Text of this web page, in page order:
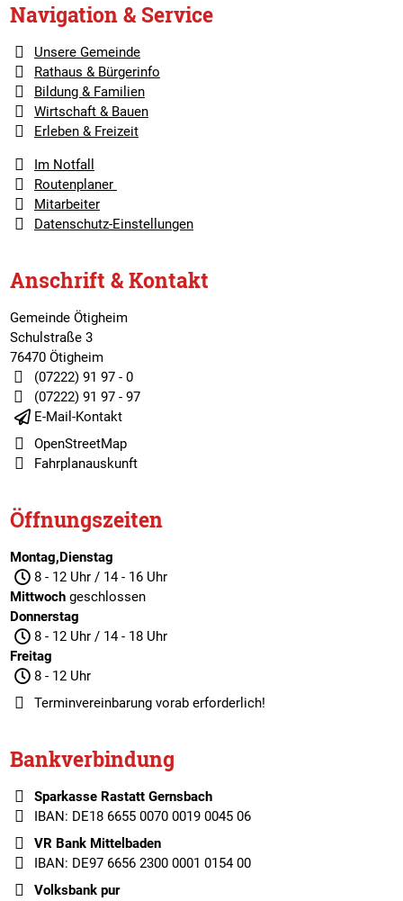
Navigation & Service
Unsere Gemeinde
Rathaus & Bürgerinfo
Bildung & Familien
Wirtschaft & Bauen
Erleben & Freizeit
Im Notfall
Routenplaner
Mitarbeiter
Datenschutz-Einstellungen
Anschrift & Kontakt
Gemeinde Ötigheim
Schulstraße 3
76470 Ötigheim
(07222) 91 97 - 0
(07222) 91 97 - 97
E-Mail-Kontakt
OpenStreetMap
Fahrplanauskunft
Öffnungszeiten
Montag,Dienstag
8 - 12 Uhr / 14 - 16 Uhr
Mittwochgeschlossen
Donnerstag
8 - 12 Uhr / 14 - 18 Uhr
Freitag
8 - 12 Uhr
Terminvereinbarungvorab erforderlich!
Bankverbindung
Sparkasse Rastatt Gernsbach
IBAN: DE18 6655 0070 0019 0045 06
VR Bank Mittelbaden
IBAN: DE97 6656 2300 0001 0154 00
Volksbank pur